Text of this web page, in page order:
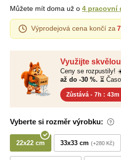
Využijte
Ceny se rozpustily!
až do -30 %. ⏳
Zůstává - 7h : 43m
Vyberte si rozměr výrobku:
22x22 cm 33x33 cm +280 Kč
Můžete mít doma už o 4 pracovní
Výprodejová cena končí za